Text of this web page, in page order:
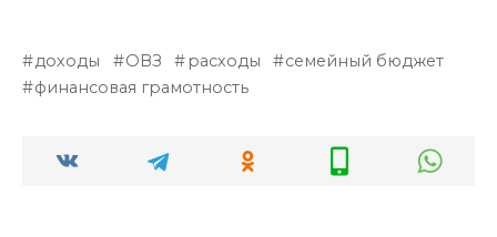
доходы ОВЗ расходы
семейный бюджет
финансовая грамотность